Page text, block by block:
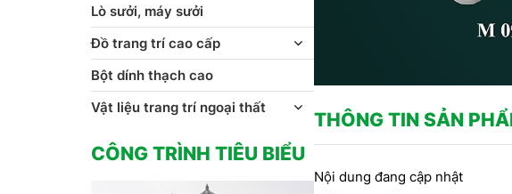
THÔNG TIN SẢN
Nội dung đang cập nhật
Lò sưởi, máy sưởi
Đồ trang trí cao cấp
Bột dính thạch cao
Vật liệu trang trí ngoại thất
CÔNG TRÌNH TIÊU BIỂU